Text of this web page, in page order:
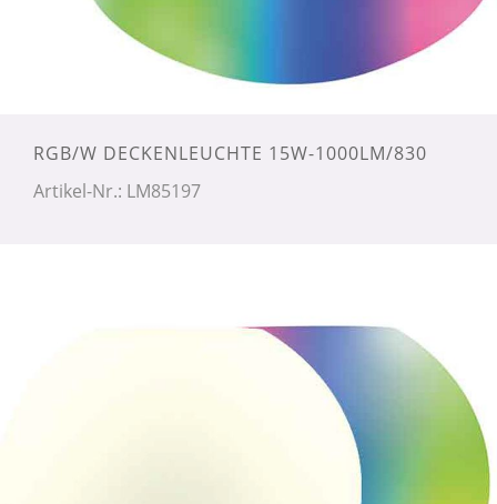
RGB/W DECKENLEUCHTE 15W-1000LM/830
Artikel-Nr.: LM85197